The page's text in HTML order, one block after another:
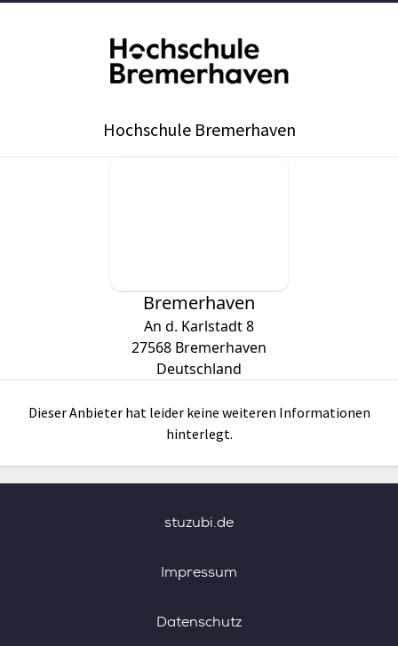
Hochschule Bremerhaven
Bremerhaven
An d. Karlstadt 8
27568 Bremerhaven
Deutschland
Dieser Anbieter hat leider keine weiteren Informationen
hinterlegt.
stuzubi.de
Impressum
Datenschutz